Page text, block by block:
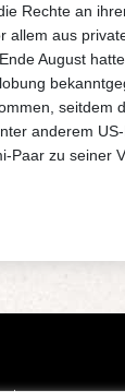
Rechte an
allem aus
August
seitdem
anderem
Paar zu seiner